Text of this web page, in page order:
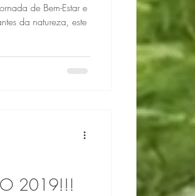
de Bem-Estar e
da natureza, este
2019!!!